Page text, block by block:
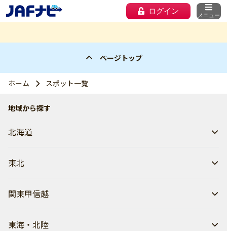
ログイン メニュー
ページトップ
ホーム スポット一覧
地域から探す
北海道
東北
関東甲信越
東海・北陸